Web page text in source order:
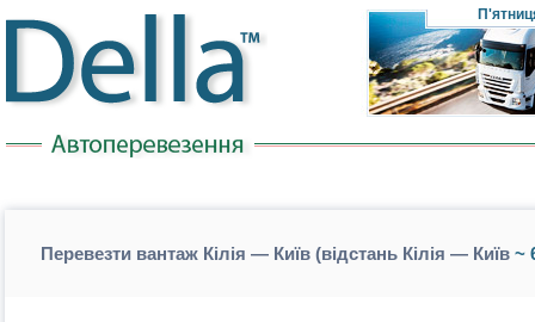
Перевезти вантаж Кілія — Київ (відстань Кілія — Київ~